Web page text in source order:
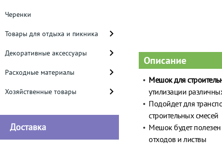
Черенки
Товары для отдыха и пикника
Декоративные аксессуары
Расходные материалы
Хозяйственные товары
Доставка
Описание
Мешок для
утилизации
Подойдет для
строительных смесей
Мешок будет полезен
отходов и листвы